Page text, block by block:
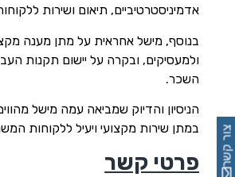
אדמיניסטרטיביים, תיאום ושירות
בנוסף, מישל אחראית על מתן מענה
ולמעסיקים, ובקרה על יישום תקנות
השכר.
הניסיון והדיוק שמביאה עמה מישל
במתן שירות מקצועי ויעיל ללקוחות
פרטי קשר צור קשר